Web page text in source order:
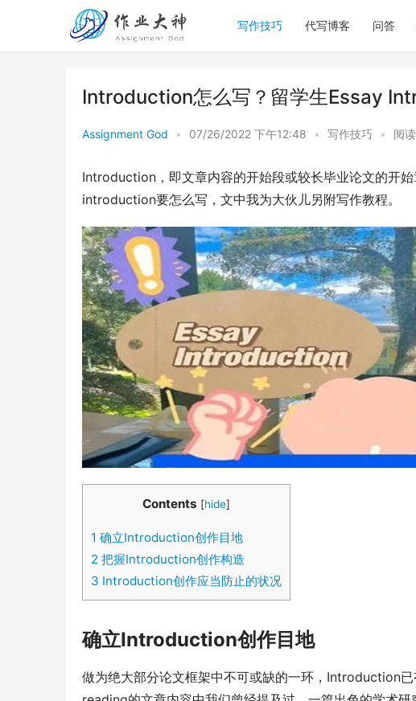
写作技巧 代写博客 问答
Introduction怎么写？留学生Essay
Assignment God • 07/26/2022 下午12:48 • 写作技巧 • 阅
Introduction，即文章内容的开始段或较长毕业论文的开
introduction要怎么写，文中我为大伙儿另附写作教程。
Contents [hide]
1 确立Introduction创作目地
2 把握Introduction创作构造
3 Introduction创作应当防止的状况
确立Introduction创作目地
做为绝大部分论文框架中不可或缺的一环，Introduction